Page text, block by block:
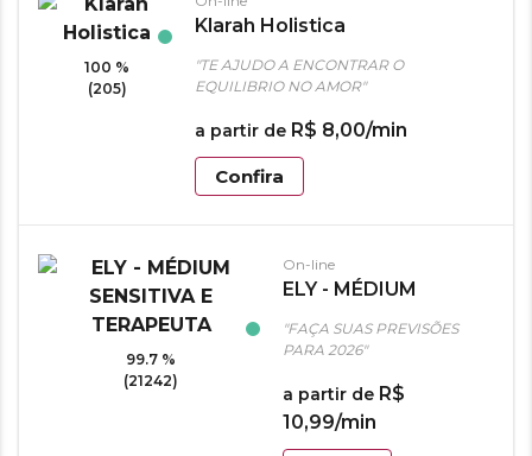
100 %
(205)
Klarah Holistica
"TE AJUDO A ENCONTRAR O
EQUILIBRIO NO AMOR"
a partir de R$ 8,00/min
Confira
99.7 %
(21242)
On-line
ELY - MÉDIUM
SENSITIVA E
TERAPEUTA
"FAÇA SUAS PREVISÕES
PARA 2026"
a partir de R$
10,99/min